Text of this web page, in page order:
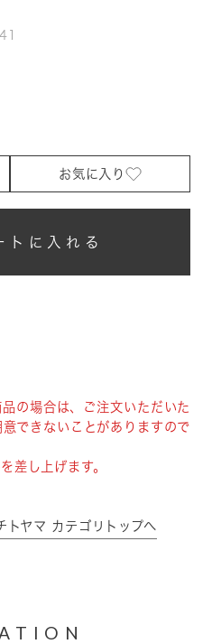
お気に入り
トに入れる
の場合は、ご注文いただいた
できないことがありますので
差し上げます。
ヤマ カテゴリトップへ